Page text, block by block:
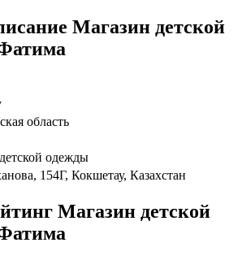
Магазин детской
область
одежды
154Г, Кокшетау, Казахстан
Магазин детской